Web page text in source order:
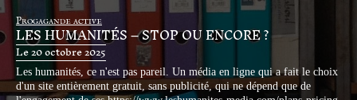
Progagande active
LES HUMANITÉS – STOP OU ENCORE ?
Le 20 octobre 2025
Les humanités, ce n'est pas pareil. Un média en ligne qui a fait le choix
d'un site entièrement gratuit, sans publicité, qui ne dépend que de